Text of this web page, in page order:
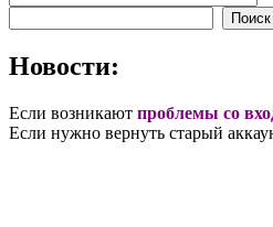
Новости:
Если возникают проблемы со
Если нужно вернуть старый